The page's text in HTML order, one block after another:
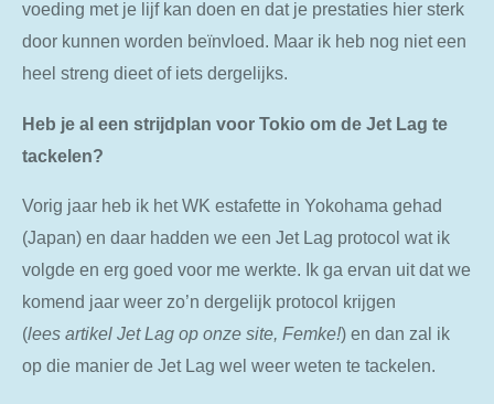
voeding met je lijf kan doen en dat je prestaties hier sterk
door kunnen worden beïnvloed. Maar ik heb nog niet een
heel streng dieet of iets dergelijks.
Heb je al een strijdplan voor Tokio om de Jet Lag te
tackelen?
Vorig jaar heb ik het WK estafette in Yokohama gehad
(Japan) en daar hadden we een Jet Lag protocol wat ik
volgde en erg goed voor me werkte. Ik ga ervan uit dat we
komend jaar weer zo’n dergelijk protocol krijgen
(lees artikel Jet Lag op onze site, Femke!) en dan zal ik
op die manier de Jet Lag wel weer weten te tackelen.